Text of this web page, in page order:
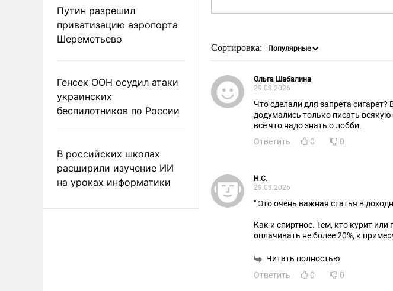
Путин разрешил
приватизацию аэропорта
Шереметьево
Генсек ООН осудил атаки
украинских
беспилотников по России
В российских школах
расширили изучение ИИ
на уроках информатики
Сортировка:
Ольга Шабалина
29.03.2026
Что сделали для запрета
додумались только писать
всё что надо знать о лобби.
Ответить
0 0
H.C.
29.03.2026
" Это очень важная статья в
Как и спиртное. Тем, кто курит
оплачивать не более 20%, к
Читать полностью
Ответить
0 0